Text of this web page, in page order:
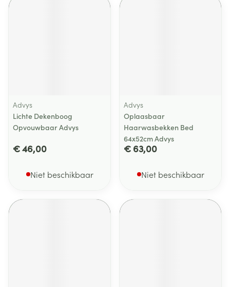
Advys
Lichte Dekenboog
Opvouwbaar Advys
€ 46,00
Niet beschikbaar
Advys
Oplaasbaar
Haarwasbekken Bed
64x52cm Advys
€ 63,00
Niet beschikbaar